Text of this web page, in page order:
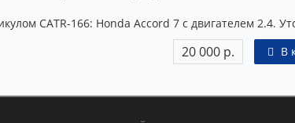
CATR-166: Honda Accord 7 с двигателем 2.4.
20 000 р. В